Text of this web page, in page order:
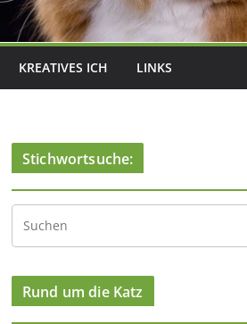
KREATIVES ICH LINKS
Stichwortsuche:
Rund um die Katz